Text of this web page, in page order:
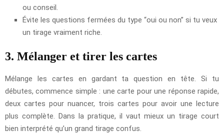
ou conseil.
Évite les questions fermées du type “oui ou non” si tu veux
un tirage vraiment riche.
3. Mélanger et tirer les cartes
Mélange les cartes en gardant ta question en tête. Si tu
débutes, commence simple : une carte pour une réponse rapide,
deux cartes pour nuancer, trois cartes pour avoir une lecture
plus complète. Dans la pratique, il vaut mieux un tirage court
bien interprété qu’un grand tirage confus.